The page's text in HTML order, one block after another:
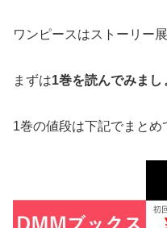
ワンピースはストーリー
まずは1巻を読んでみまし
1巻の値段は下記でまとめ